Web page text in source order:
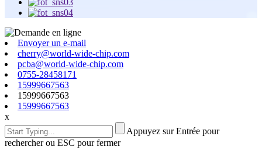
Envoyer un e-mail
cherry@world-wide-chip.com
pcba@world-wide-chip.com
0755-28458171
15999667563
15999667563
15999667563
x
Appuyez sur Entrée pour
rechercher ou ESC pour fermer